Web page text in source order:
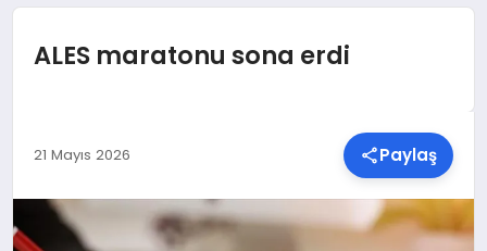
EKONOMI
GÜNDEM
SIYASET
ALES maratonu sona erdi
21 Mayıs 2026 Paylaş